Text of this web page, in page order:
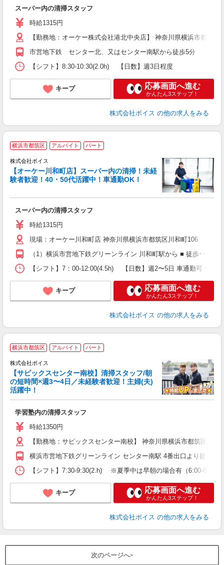
スーパー内の清掃スタッフ
時給1315円
【勤務地：オーケー株式会社港北中央店】 神奈川県横浜市都筑区
市営地下鉄 センター北、又はセンター南駅から徒歩5分
【シフト】8:30-10:30(2.0h) 【日数】週3日程度
キープ 応募画面へ進む
かんたん3ステップ！
株式会社ボイス の他の求人をみる
横浜市都筑区 アルバイト パート
株式会社ボイス
【オーケー川和町店】スーパー内の清掃！未経
験者歓迎！40・50代活躍中！車通勤OK！
スーパー内の清掃スタッフ
時給1315円
現場：オーケー川和町店 神奈川県横浜市都筑区川和町106
（1）横浜市営地下鉄グリーンライン 川和町駅から ■ 徒歩･･･
【シフト】7：00-12:00(4.5h) 【日数】週2〜5日 車通勤可！
キープ 応募画面へ進む
かんたん3ステップ！
株式会社ボイス の他の求人をみる
横浜市都筑区 アルバイト パート
株式会社ボイス
【サピックスセンター南校】清掃スタッフ/朝
の短時間×週3〜4日／未経験者歓迎！主婦(夫)
活躍中！
学習塾内の清掃スタッフ
時給1350円
【勤務地：サピックスセンター南校】 神奈川県横浜市都筑区茅ケ
横浜市営地下鉄グリーンライン センター南駅 4番出口より徒歩約2
【シフト】7:30-9:30(2.h) ※夏季中は早朝の場合有（6:00-8:00な
キープ 応募画面へ進む
かんたん3ステップ！
株式会社ボイス の他の求人をみる
次のページへ